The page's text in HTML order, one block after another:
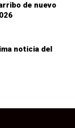
de nuevo
noticia del